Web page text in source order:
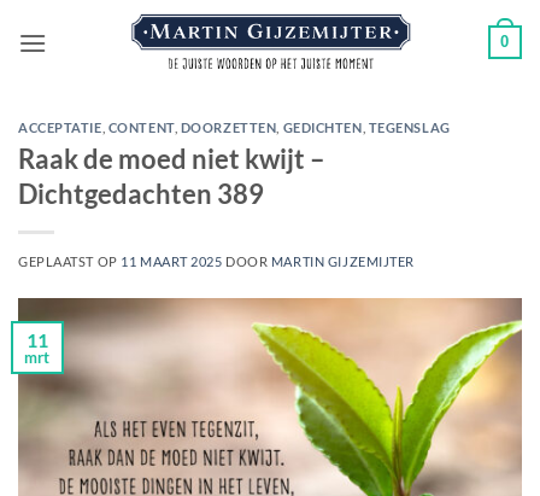
naar
0
ACCEPTATIE CONTENT, DOORZETTEN GEDICHTEN TEGENSLAG
Raak de moed niet kwijt –
Dichtgedachten 389
GEPLAATST OP 11 MAART 2025 DOOR MARTIN GIJZEMIJTER
11
mrt